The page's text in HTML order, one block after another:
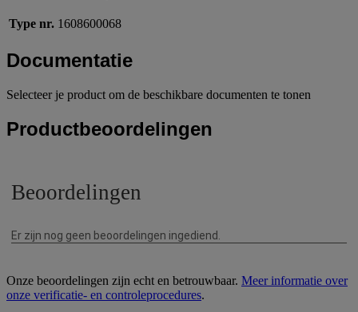
Type nr. 1608600068
Documentatie
Selecteer je product om de beschikbare documenten te tonen
Productbeoordelingen
Onze beoordelingen zijn echt en betrouwbaar. Meer informatie over
onze verificatie- en controleprocedures.